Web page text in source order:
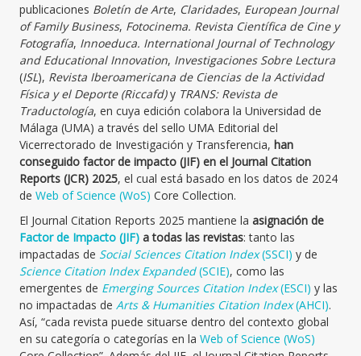
publicaciones Boletín de Arte, Claridades, European Journal
of Family Business, Fotocinema. Revista Científica de Cine y
Fotografía, Innoeduca. International Journal of Technology
and Educational Innovation, Investigaciones Sobre Lectura
(ISL), Revista Iberoamericana de Ciencias de la Actividad
Física y el Deporte (Riccafd)y TRANS: Revista de
Traductología, en cuya edición colabora la Universidad de
Málaga (UMA) a través del sello UMA Editorial del
Vicerrectorado de Investigación y Transferencia, han
conseguido factor de impacto (JIF) en el Journal Citation
Reports (JCR) 2025, el cual está basado en los datos de 2024
de Web of Science (WoS) Core Collection.
El Journal Citation Reports 2025 mantiene la asignación de
Factor de Impacto (JIF) a todas las revistas: tanto las
impactadas de Social Sciences Citation Index(SSCI) y de
Science Citation Index Expanded(SCIE), como las
emergentes de Emerging Sources Citation Index(ESCI) y las
no impactadas de Arts & Humanities Citation Index(AHCI).
Así, “cada revista puede situarse dentro del contexto global
en su categoría o categorías en la Web of Science (WoS)